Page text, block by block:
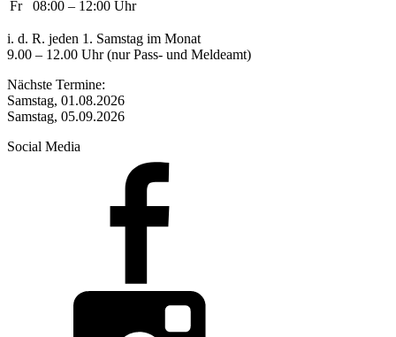
Fr
08:00 – 12:00 Uhr
i. d. R. jeden 1. Samstag im Monat
9.00 – 12.00 Uhr (nur Pass- und Meldeamt)
Nächste Termine:
Samstag, 01.08.2026
Samstag, 05.09.2026
Social Media